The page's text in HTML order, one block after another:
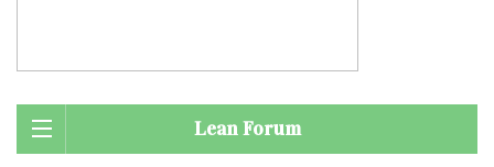
Lean Forum